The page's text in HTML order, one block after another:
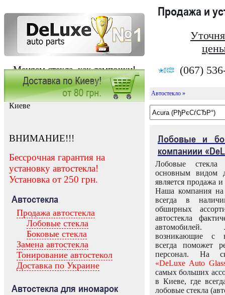
Меняем стекла, как лампочки!
Продажа и
(067)
Заказать установку автостекла в
Киеве
ВНИМАНИЕ!!!
Бессрочная гарантия на
установку автостекла!
Установка от 250 грн.
Автостекла
Продажа автостекла
Лобовые стекла
Боковые стекла
Замена автостекла
Тонирование автостекол
Доставка по Украине
Автостекла для иномарок
Автостекло »
Лобовые и
компаниии
Лобовые
основным видом
является продажа и
Наша компания на
всегда в
обширных
автостекла
возникающие с
всегда поможет
персонал. На
«DeLuxe Auto
самых больших
в Киеве, где
лобовые стекла